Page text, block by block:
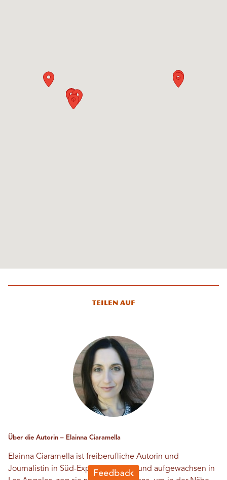
Teilen auf
Über die Autorin – Elainna Ciaramella
Elainna Ciaramella ist freiberufliche Autorin und
Journalistin in Süd-Export. Geboren und aufgewachsen in